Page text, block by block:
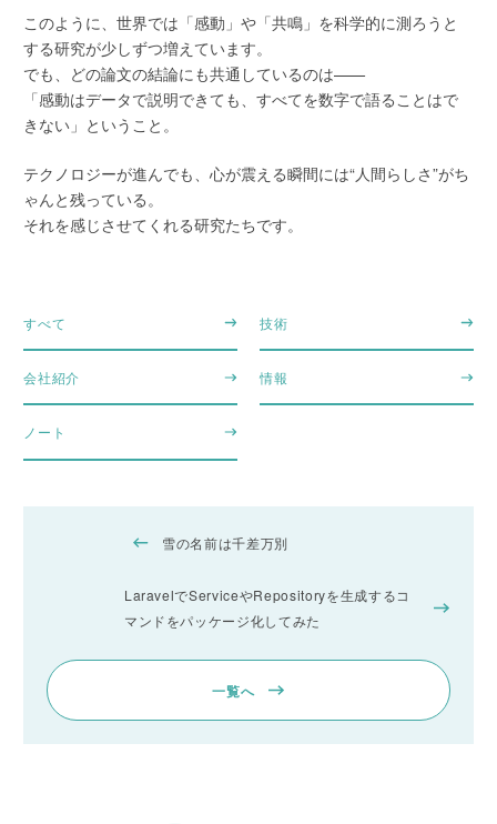
このように、世界では「感動」や「共鳴」を科学的に測ろうと
する研究が少しずつ増えています。
でも、どの論文の結論にも共通しているのは——
「感動はデータで説明できても、すべてを数字で語ることはで
きない」ということ。
テクノロジーが進んでも、心が震える瞬間には“人間らしさ”がち
ゃんと残っている。
それを感じさせてくれる研究たちです。
すべて 技術
会社紹介 情報
ノート
雪の名前は千差万別
LaravelでServiceやRepositoryを生成するコ
マンドをパッケージ化してみた
一覧へ